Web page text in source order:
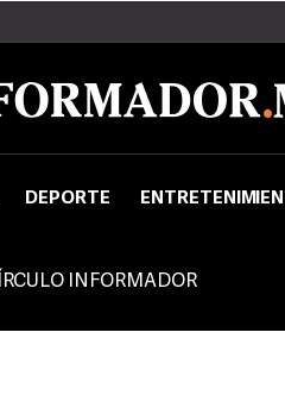
DEPORTE
INFORMADOR